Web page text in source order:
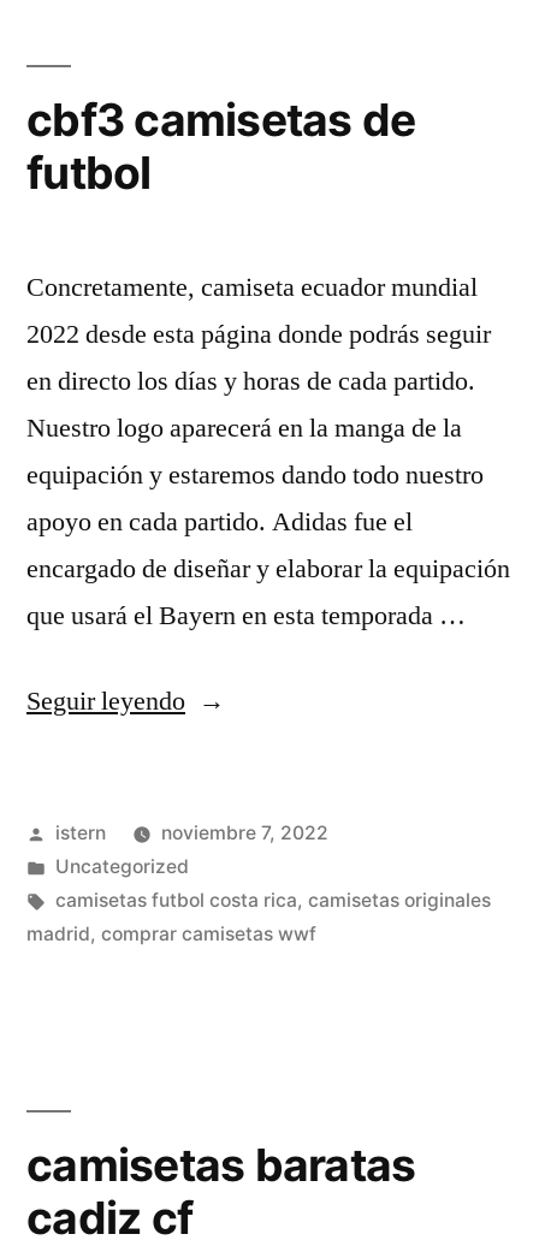
cbf3 camisetas de
futbol
Concretamente, camiseta ecuador mundial
2022 desde esta página donde podrás seguir
en directo los días y horas de cada partido.
Nuestro logo aparecerá en la manga de la
equipación y estaremos dando todo nuestro
apoyo en cada partido. Adidas fue el
encargado de diseñar y elaborar la equipación
que usará el Bayern en esta temporada …
Seguir leyendo«cbf3
futbol»
Publicado
por
istern
noviembre 7, 2022
Publicado
en
Uncategorized
Etiquetas:
camisetas futbol costa rica, camisetas originales
madrid, comprar camisetas wwf
camisetas baratas
cadiz cf